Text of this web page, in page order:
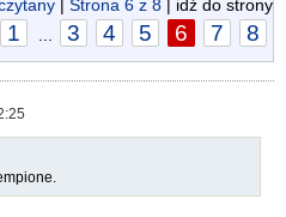
| Strona 6 z 8 | idź do strony
1 3 4 5 6 7 8